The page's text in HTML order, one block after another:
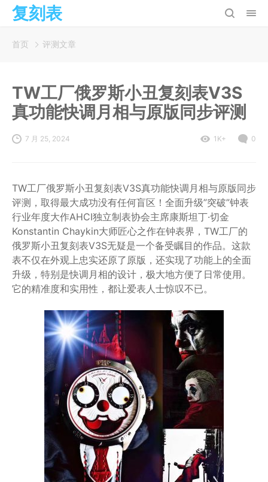
复刻表
首页 评测文章
TW工厂俄罗斯小丑复刻表V3S
真功能快调月相与原版同步评测
7 月 25, 2024 1K+ 0
TW工厂俄罗斯小丑复刻表V3S真功能快调月相与原版同步
评测，取得最大成功没有任何盲区！全面升级”突破”钟表
行业年度大作AHCI独立制表协会主席康斯坦丁·切金
Konstantin Chaykin大师匠心之作在钟表界，TW工厂的
俄罗斯小丑复刻表V3S无疑是一个备受瞩目的作品。这款
表不仅在外观上忠实还原了原版，还实现了功能上的全面
升级，特别是快调月相的设计，极大地方便了日常使用。
它的精准度和实用性，都让爱表人士惊叹不已。